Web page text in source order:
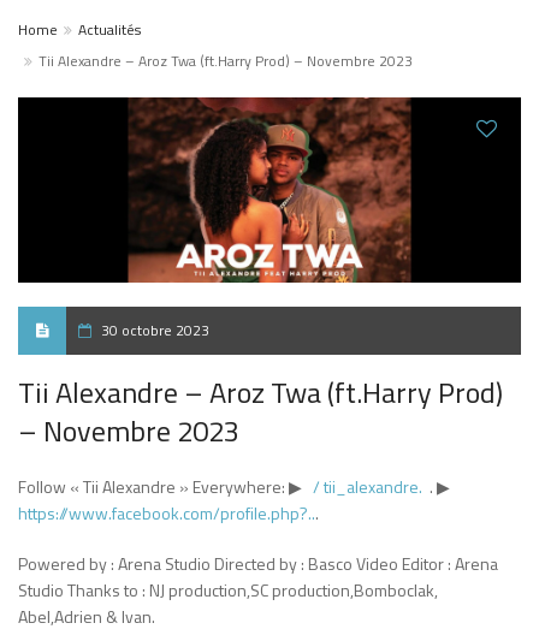
Home
Actualités
Tii Alexandre – Aroz Twa (ft.Harry Prod) – Novembre 2023
30 octobre 2023
Tii Alexandre – Aroz Twa (ft.Harry Prod)
– Novembre 2023
Follow « Tii Alexandre » Everywhere: ▶ / tii_alexandre. . ▶
https://www.facebook.com/profile.php?...
Powered by : Arena Studio Directed by : Basco Video Editor : Arena
Studio Thanks to : NJ production,SC production,Bomboclak,
Abel,Adrien & Ivan.